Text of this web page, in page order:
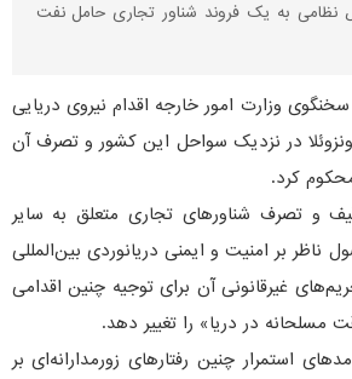
نظامی به یک فروند شناور تجاری حامل نفت
وزارت امور خارجه اقدام نیروی دریایی
در نزدیک سواحل این کشور و تصرف آن
کرد.
و تصرف شناورهای تجاری متعلق به سایر
بر امنیت و ایمنی دریانوردی بین‌المللی
غیرقانونی آن برای توجیه چنین اقدامی
مسلحانه در دریا» را تغییر دهد.
استمرار چنین رفتارهای زورمدارانه‌ای بر